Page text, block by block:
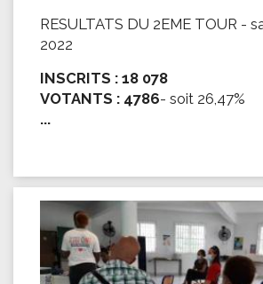
RESULTATS DU 2EME TOUR -
2022
INSCRITS : 18 078
VOTANTS : 4786- soit 26,47%
...